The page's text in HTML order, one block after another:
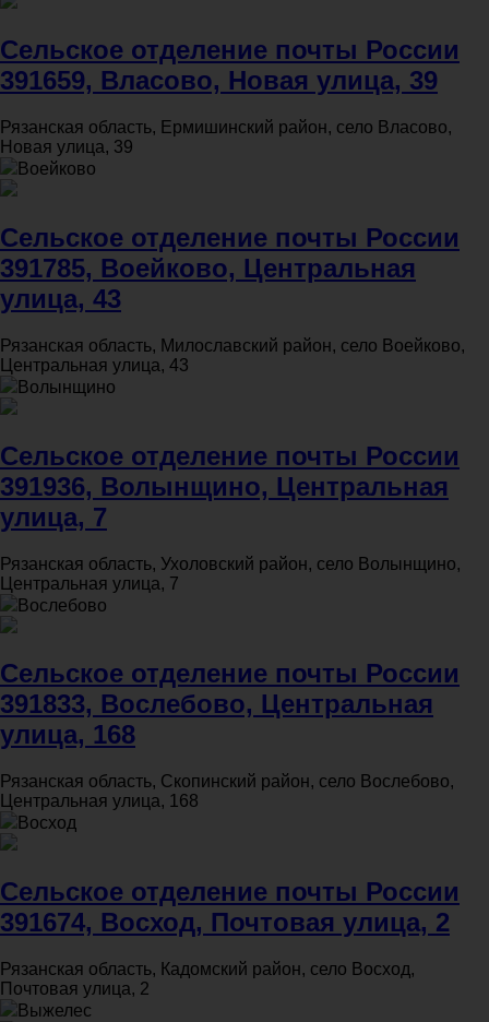
Сельское отделение почты России
391659, Власово, Новая улица, 39
Рязанская область, Ермишинский район, село Власово,
Новая улица, 39
Воейково
Сельское отделение почты России
391785, Воейково, Центральная
улица, 43
Рязанская область, Милославский район, село Воейково,
Центральная улица, 43
Волынщино
Сельское отделение почты России
391936, Волынщино, Центральная
улица, 7
Рязанская область, Ухоловский район, село Волынщино,
Центральная улица, 7
Вослебово
Сельское отделение почты России
391833, Вослебово, Центральная
улица, 168
Рязанская область, Скопинский район, село Вослебово,
Центральная улица, 168
Восход
Сельское отделение почты России
391674, Восход, Почтовая улица, 2
Рязанская область, Кадомский район, село Восход,
Почтовая улица, 2
Выжелес